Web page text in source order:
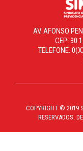
AV. AFONSO
CEP:
TELEFONE:
COPYRIGHT © 2019
RESERVADOS.